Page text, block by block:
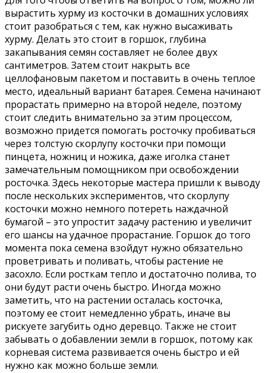
вырастить хурму из косточки в домашних условиях
стоит разобраться с тем, как нужно высаживать
хурму. Делать это стоит в горшок, глубина
закапывания семян составляет не более двух
сантиметров. Затем стоит накрыть все
целлофановым пакетом и поставить в очень теплое
место, идеальный вариант батарея. Семена начинают
прорастать примерно на второй неделе, поэтому
стоит следить внимательно за этим процессом,
возможно придется помогать росточку пробиваться
через толстую скорлупу косточки при помощи
пинцета, ножниц и ножика, даже иголка станет
замечательным помощником при освобождении
росточка. Здесь некоторые мастера пришли к выводу
после нескольких экспериментов, что скорлупу
косточки можно немного потереть наждачной
бумагой – это упростит задачу растению и увеличит
его шансы на удачное прорастание. Горшок до того
момента пока семена взойдут нужно обязательно
проветривать и поливать, чтобы растение не
засохло. Если росткам тепло и достаточно полива, то
они будут расти очень быстро. Иногда можно
заметить, что на растении осталась косточка,
поэтому ее стоит немедленно убрать, иначе вы
рискуете загубить одно деревцо. Также не стоит
забывать о добавлении земли в горшок, потому как
корневая система развивается очень быстро и ей
нужно как можно больше земли.